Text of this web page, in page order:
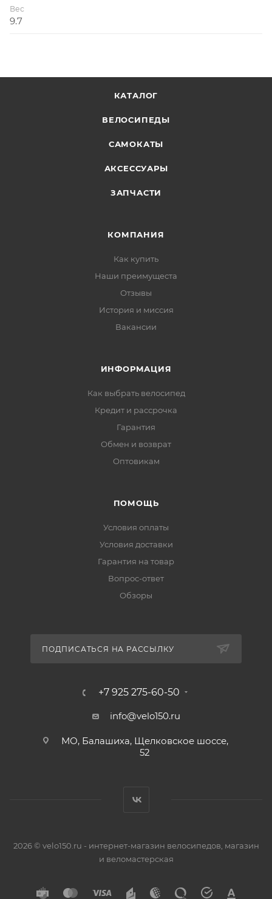
Вес
9.7
КАТАЛОГ
ВЕЛОСИПЕДЫ
САМОКАТЫ
АКСЕССУАРЫ
ЗАПЧАСТИ
КОМПАНИЯ
Как купить
Наши преимущеста
Отзывы
История и миссия
Вакансии
ИНФОРМАЦИЯ
Как выбрать велосипед
Кредит и рассрочка
Гарантия
Обмен и возврат
Оптовикам
ПОМОЩЬ
Условия оплаты
Условия доставки
Гарантия на товар
Вопрос-ответ
Обзоры
ПОДПИСАТЬСЯ НА РАССЫЛКУ
+7 925 275-60-50
info@velo150.ru
МО, Балашиха, Щелковское шоссе,
52
2026 © velo150.ru - интернет-магазин велосипедов, магазин
и веломастерская